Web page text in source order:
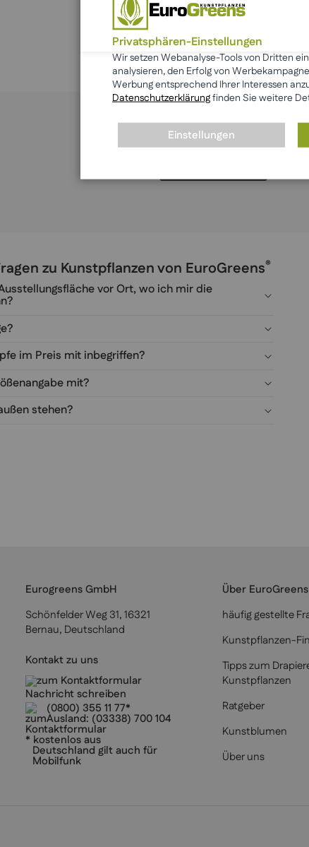
Das sagen
zu Kunstpflanzen von EuroGreens®
vor Ort, wo ich mir die
im Preis mit inbegriffen?
mit?
stehen?
Eurogreens GmbH
Schönfelder Weg 31, 16321
Bernau, Deutschland
Kontakt zu uns
Nachricht schreiben
(0800) 355 11 77*
Ausland: (03338) 700 104
* kostenlos aus
Deutschland gilt auch für
Mobilfunk
Über EuroGreens
häufig gestellte
Kunstpflanzen-
Tipps zum
Kunstpflanzen
Ratgeber
Kunstblumen
Über uns
Privatsphären-Einstellungen
Wir setzen Webanalyse-Tools von Dritten
analysieren, den Erfolg von
Werbung entsprechend Ihrer Interessen
Datenschutzerklärungfinden Sie weitere
Einstellungen